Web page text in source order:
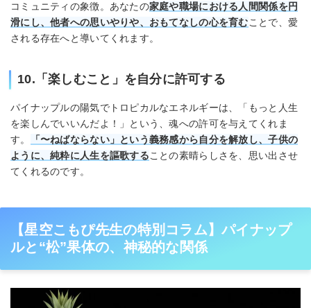
コミュニティの象徴。あなたの家庭や職場における人間関係を円
滑にし、他者への思いやりや、おもてなしの心を育むことで、愛
される存在へと導いてくれます。
10.「楽しむこと」を自分に許可する
パイナップルの陽気でトロピカルなエネルギーは、「もっと人生
を楽しんでいいんだよ！」という、魂への許可を与えてくれま
す。
「〜ねばならない」という義務感から自分を解放し、子供の
ように、純粋に人生を謳歌することの素晴らしさを、思い出させ
てくれるのです。
【星空こもぴ先生の特別コラム】パイナップ
ルと“松”果体の、神秘的な関係